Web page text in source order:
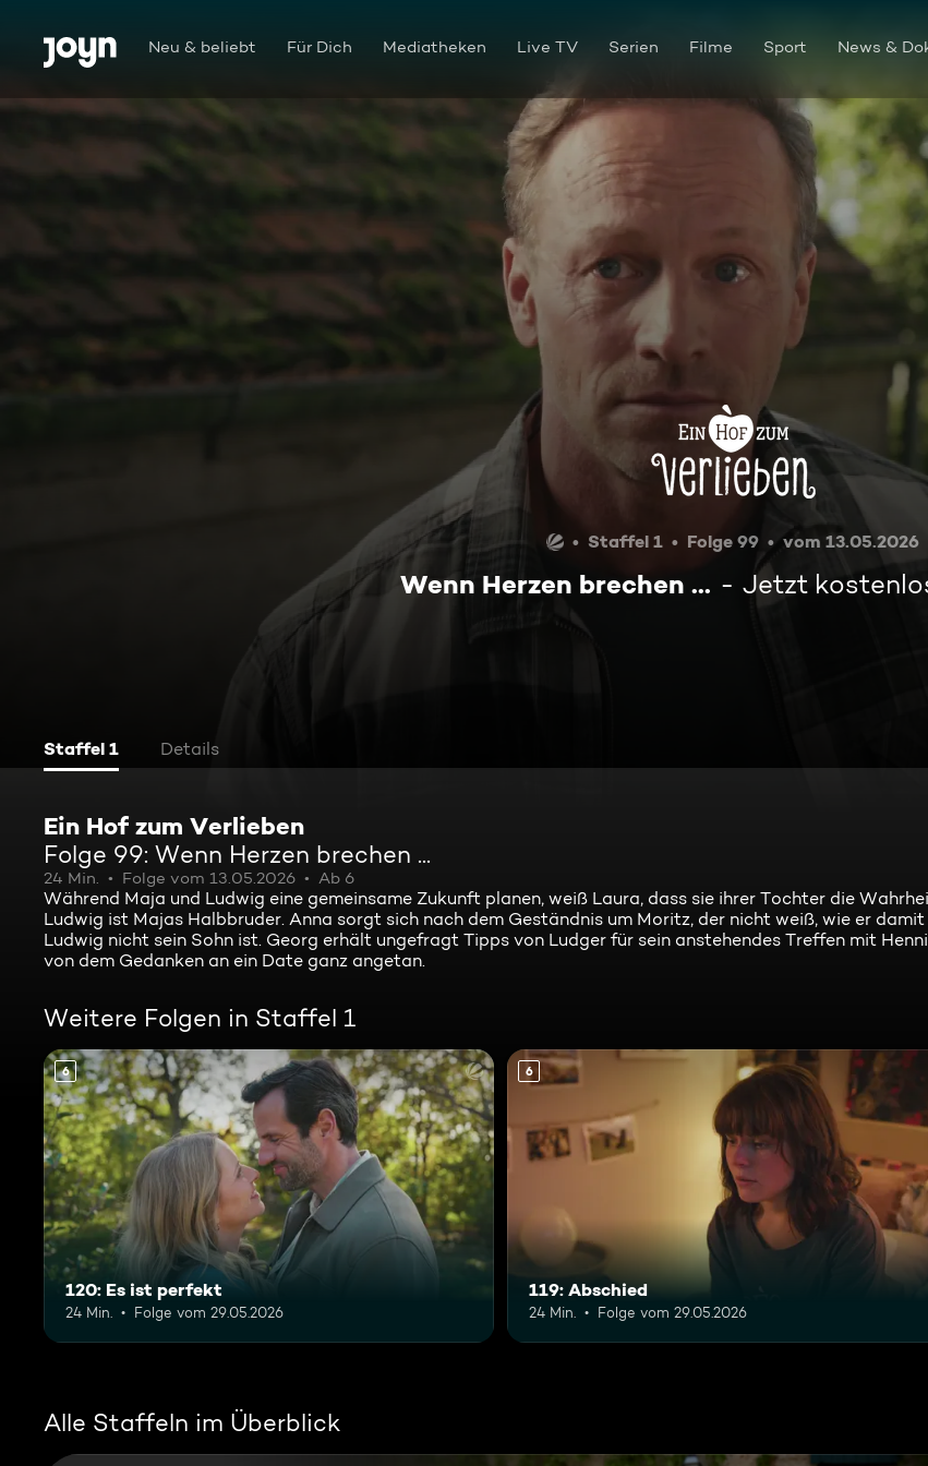
Zum Inhalt springen
Barrierefrei Neu & beliebt Für Dich Mediatheken Live TV Serien Filme Sport News &
Wenn Herzen brechen ...
Staffel 1 Folge 99 vom 13.05.2026
Wenn Herzen brechen ... Jetzt
Staffel 1 Details
Ein Hof zum Verlieben
Folge 99: Wenn Herzen brechen ...
24 Min. Folge vom 13.05.2026 Ab 6
Während Maja und Ludwig eine gemeinsame Zukunft planen, weiß Laura, dass sie ihrer Tochter die
Ludwig ist Majas Halbbruder. Anna sorgt sich nach dem Geständnis um Moritz, der nicht weiß, wie er damit
Ludwig nicht sein Sohn ist. Georg erhält ungefragt Tipps von Ludger für sein anstehendes Treffen mit
von dem Gedanken an ein Date ganz angetan.
Weitere Folgen in Staffel 1
6
120: Es ist perfekt
24 Min. Folge vom 29.05.2026
6
119: Abschied
24 Min. Folge vom 29.05.2026
Alle Staffeln im Überblick